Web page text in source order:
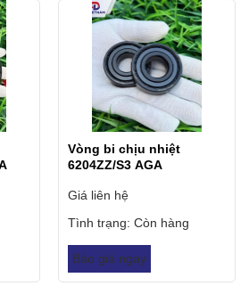
Vòng bi chịu nhiệt
6204ZZ/S3 AGA
Giá liên hệ
Tình trạng: Còn hàng
Báo giá ngay